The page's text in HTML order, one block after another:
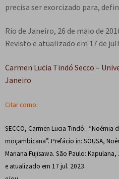
precisa ser exorcizado para,
Rio de Janeiro, 26 de maio de
Revisto e atualizado em 17 de
Carmen Lucia Tindó Secco –
Janeiro
Citar como:
SECCO, Carmen Lucia Tindó. “Noémia
moçambicana”. Prefácio in: SOUSA,
Mariana Fujisawa. São Paulo: Kapulana,
e atualizado em 17 jul. 2023.